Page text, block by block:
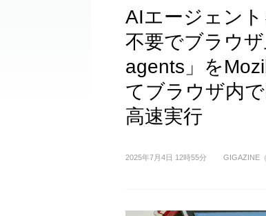
AIエージェン
不要でブラウ
agents」を
てブラウザ内
高速実行
2025年7月4日 12時55分 GIGAZINE